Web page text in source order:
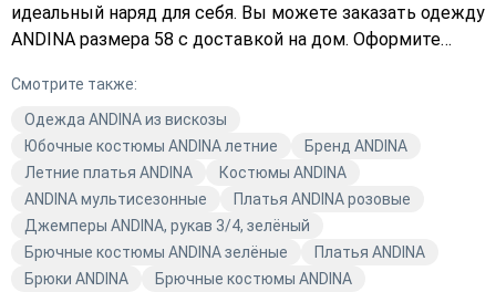
идеальный наряд для себя. Вы можете заказать одежду
ANDINA размера 58 с доставкой на дом. Оформите
ANDINA в кратчайшие сроки. Подберите платье,
которое подчеркнёт вашу индивидуальность и стиль.
Выберите в каталоге Avaro и убедитесь в высоком
качестве и разнообразии предложений от ANDINA.
Смотрите также:
Одежда ANDINA из вискозы
Юбочные костюмы ANDINA летние
Бренд ANDINA
Летние платья ANDINA
Костюмы ANDINA
ANDINA мультисезонные
Платья ANDINA розовые
Джемперы ANDINA, рукав 3/4, зелёный
Брючные костюмы ANDINA зелёные
Платья ANDINA
Брюки ANDINA
Брючные костюмы ANDINA